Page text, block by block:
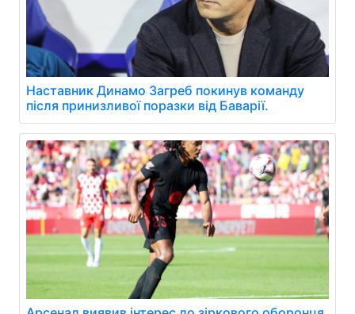
Наставник Динамо Загреб покинув команду
після принизливої поразки від Баварії.